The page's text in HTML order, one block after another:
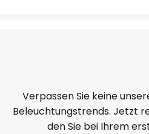
Verpassen Sie keine
Beleuchtungstrends. Jetzt
den Sie bei Ihrem